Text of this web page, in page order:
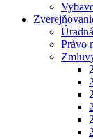
Právo